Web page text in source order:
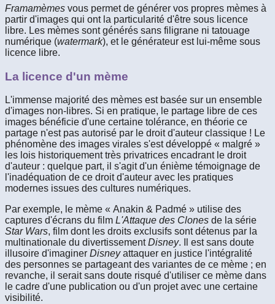
Framamèmes vous permet de générer vos propres mèmes à
partir d'images qui ont la particularité d'être sous licence
libre. Les mèmes sont générés sans filigrane ni tatouage
numérique (watermark), et le générateur est lui-même sous
licence libre.
La licence d'un mème
L'immense majorité des mèmes est basée sur un ensemble
d'images non-libres. Si en pratique, le partage libre de ces
images bénéficie d'une certaine tolérance, en théorie ce
partage n'est pas autorisé par le droit d'auteur classique ! Le
phénomène des images virales s'est développé « malgré »
les lois historiquement très privatrices encadrant le droit
d'auteur : quelque part, il s'agit d'un énième témoignage de
l'inadéquation de ce droit d'auteur avec les pratiques
modernes issues des cultures numériques.
Par exemple, le mème « Anakin & Padmé » utilise des
captures d'écrans du film L'Attaque des Clones de la série
Star Wars, film dont les droits exclusifs sont détenus par la
multinationale du divertissementDisney. Il est sans doute
illusoire d'imaginer Disneyattaquer en justice l'intégralité
des personnes se partageant des variantes de ce mème ; en
revanche, il serait sans doute risqué d'utiliser ce mème dans
le cadre d'une publication ou d'un projet avec une certaine
visibilité.